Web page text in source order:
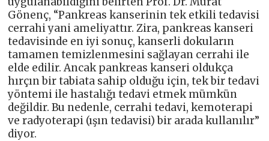
Gönenç, “Pankreas kanserinin tek etkili tedavisi
cerrahi yani ameliyattır. Zira, pankreas kanseri
tedavisinde en iyi sonuç, kanserli dokuların
tamamen temizlenmesini sağlayan cerrahi ile
elde edilir. Ancak pankreas kanseri oldukça
hırçın bir tabiata sahip olduğu için, tek bir tedavi
yöntemi ile hastalığı tedavi etmek mümkün
değildir. Bu nedenle, cerrahi tedavi, kemoterapi
ve radyoterapi (ışın tedavisi) bir arada kullanılır”
diyor.